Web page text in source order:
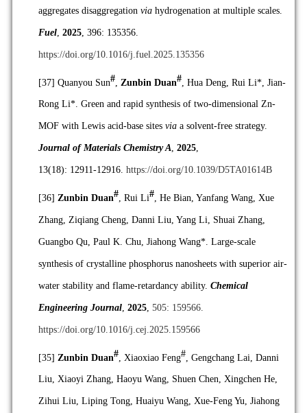
aggregates disaggregation viahydrogenation at multiple scales.
Fuel, 2025, 396: 135356.
https://doi.org/10.1016/j.fuel.2025.135356
[37] Quanyou Sun#, Zunbin Duan#, Hua Deng, Rui Li*, Jian-
Rong Li*. Green and rapid synthesis of two-dimensional Zn-
MOF with Lewis acid-base sites viaa solvent-free strategy.
Journal of Materials Chemistry A, 2025,
13(18): 12911-12916. https://doi.org/10.1039/D5TA01614B
[36] Zunbin Duan#, Rui Li#, He Bian, Yanfang Wang, Xue
Zhang, Ziqiang Cheng, Danni Liu, Yang Li, Shuai Zhang,
Guangbo Qu, Paul K. Chu, Jiahong Wang*. Large-scale
synthesis of crystalline phosphorus nanosheets with superior air-
water stability and flame-retardancy ability. Chemical
Engineering Journal, 2025, 505: 159566.
https://doi.org/10.1016/j.cej.2025.159566
[35] Zunbin Duan#, Xiaoxiao Feng#, Gengchang Lai, Danni
Liu, Xiaoyi Zhang, Haoyu Wang, Shuen Chen, Xingchen He,
Zihui Liu, Liping Tong, Huaiyu Wang, Xue-Feng Yu, Jiahong